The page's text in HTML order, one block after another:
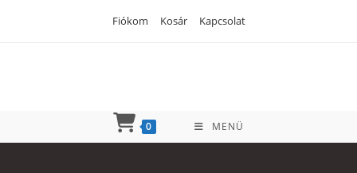
Fiókom Kosár Kapcsolat
0 MENÜ